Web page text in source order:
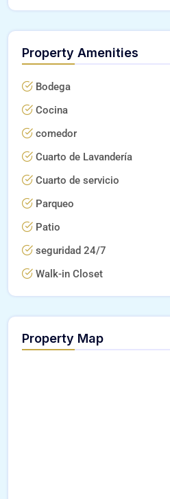
Property Amenities
Bodega
Cocina
comedor
Cuarto de Lavandería
Cuarto de servicio
Parqueo
Patio
seguridad 24/7
Walk-in Closet
Property Map